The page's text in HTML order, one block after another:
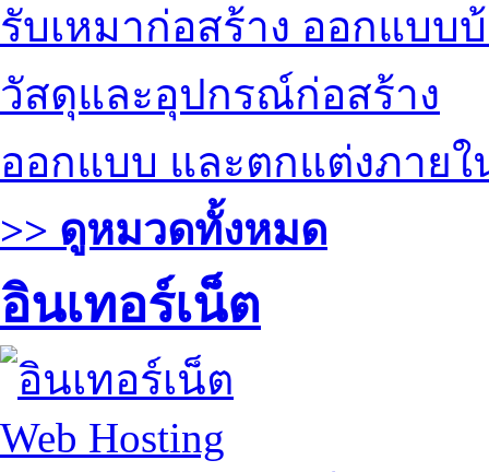
รับเหมาก่อสร้าง ออกแบบ
วัสดุและอุปกรณ์ก่อสร้าง
ออกแบบ และตกแต่งภายใ
>> ดูหมวดทั้งหมด
อินเทอร์เน็ต
Web Hosting